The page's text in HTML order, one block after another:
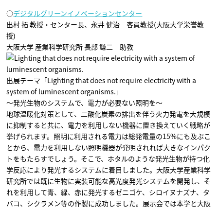
○デジタルグリーンイノベーションセンター
出村 拓 教授・センター長、永井 健治 客員教授(大阪大学栄誉教
授)
大阪大学 産業科学研究所 長部 謙二 助教
出展テーマ「Lighting that does not require electricity with a
system of luminescent organisms.」
～発光生物のシステムで、電力が必要ない照明を～
地球温暖化対策として、二酸化炭素の排出を伴う火力発電を大規模
に抑制すると共に、電力を利用しない機器に置き換えていく戦略が
挙げられます。照明に利用される電力は総発電量の15%にも及ぶこ
とから、電力を利用しない照明機器が発明されれば大きなインパク
トをもたらすでしょう。そこで、ホタルのような発光生物が持つ化
学反応により発光するシステムに着目しました。大阪大学産業科学
研究所では既に生物に実装可能な高光度発光システムを開発し、そ
れを利用して青、緑、赤に発光するゼニゴケ、シロイヌナズナ、タ
バコ、シクラメン等の作製に成功しました。展示会では本学と大阪